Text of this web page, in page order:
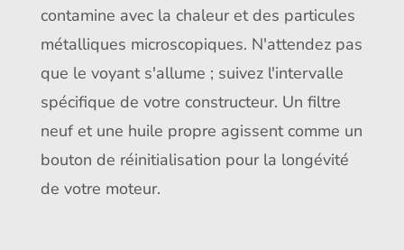
contamine avec la chaleur et des particules
métalliques microscopiques. N'attendez pas
que le voyant s'allume ; suivez l'intervalle
spécifique de votre constructeur. Un filtre
neuf et une huile propre agissent comme un
bouton de réinitialisation pour la longévité
de votre moteur.